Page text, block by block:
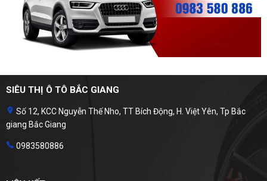
SIÊU THỊ Ô TÔ BẮC GIANG
Số 12, KCC Nguyễn Thế Nho, TT Bích Động, H. Việt Yên, Tp Bắc
giang Bắc Giang
0983580886